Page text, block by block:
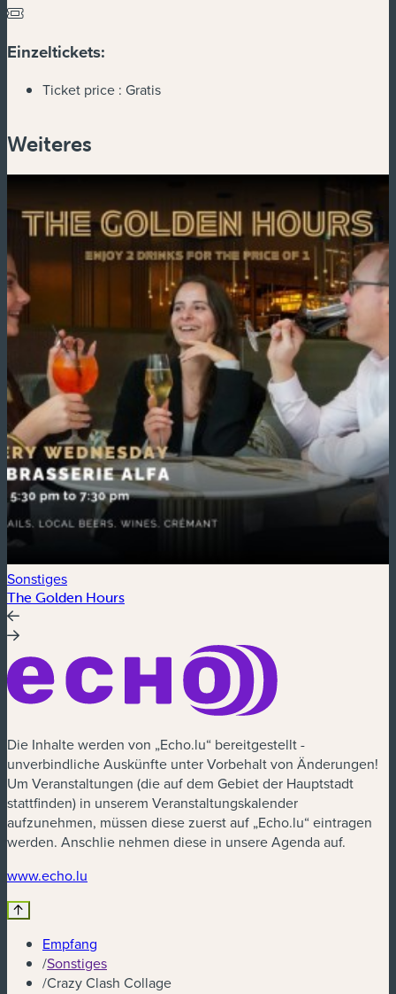
Einzeltickets:
Ticket price : Gratis
Weiteres
Sonstiges
The Golden Hours
Die Inhalte werden von „Echo.lu“ bereitgestellt -
unverbindliche Auskünfte unter Vorbehalt von Änderungen!
Um Veranstaltungen (die auf dem Gebiet der Hauptstadt
stattfinden) in unserem Veranstaltungskalender
aufzunehmen, müssen diese zuerst auf „Echo.lu“ eintragen
werden. Anschlie nehmen diese in unsere Agenda auf.
www.echo.lu
Empfang
/Sonstiges
/Crazy Clash Collage